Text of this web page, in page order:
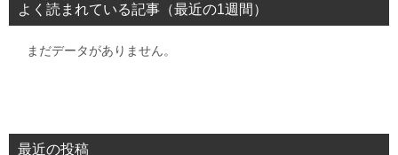
よく読まれている記事（最近の1週間）
まだデータがありません。
最近の投稿